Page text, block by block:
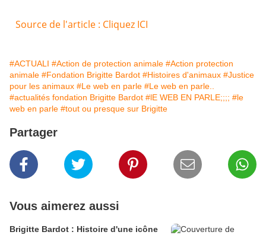
Source de l'article : Cliquez ICI
#ACTUALI #Action de protection animale #Action protection
animale #Fondation Brigitte Bardot #Histoires d'animaux #Justice
pour les animaux #Le web en parle #Le web en parle..
#actualités fondation Brigitte Bardot #lE WEB EN PARLE;;;; #le
web en parle #tout ou presque sur Brigitte
Partager
Vous aimerez aussi
Brigitte Bardot : Histoire d'une icône